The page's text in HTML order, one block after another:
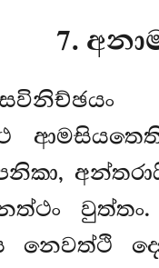
7.